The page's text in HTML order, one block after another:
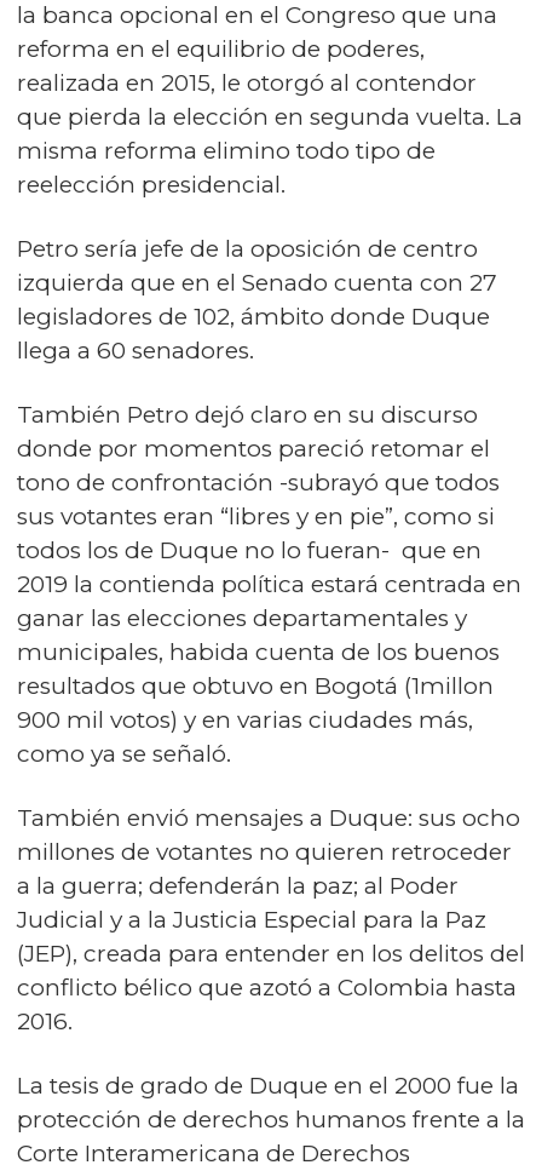
la banca opcional en el Congreso que una
reforma en el equilibrio de poderes,
realizada en 2015, le otorgó al contendor
que pierda la elección en segunda vuelta. La
misma reforma elimino todo tipo de
reelección presidencial.
Petro sería jefe de la oposición de centro
izquierda que en el Senado cuenta con 27
legisladores de 102, ámbito donde Duque
llega a 60 senadores.
También Petro dejó claro en su discurso
donde por momentos pareció retomar el
tono de confrontación -subrayó que todos
sus votantes eran “libres y en pie”, como si
todos los de Duque no lo fueran- que en
2019 la contienda política estará centrada en
ganar las elecciones departamentales y
municipales, habida cuenta de los buenos
resultados que obtuvo en Bogotá (1millon
900 mil votos) y en varias ciudades más,
como ya se señaló.
También envió mensajes a Duque: sus ocho
millones de votantes no quieren retroceder
a la guerra; defenderán la paz; al Poder
Judicial y a la Justicia Especial para la Paz
(JEP), creada para entender en los delitos del
conflicto bélico que azotó a Colombia hasta
2016.
La tesis de grado de Duque en el 2000 fue la
protección de derechos humanos frente a la
Corte Interamericana de Derechos